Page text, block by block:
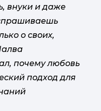
внуки и даже
о своих,
почему любовь
подход для